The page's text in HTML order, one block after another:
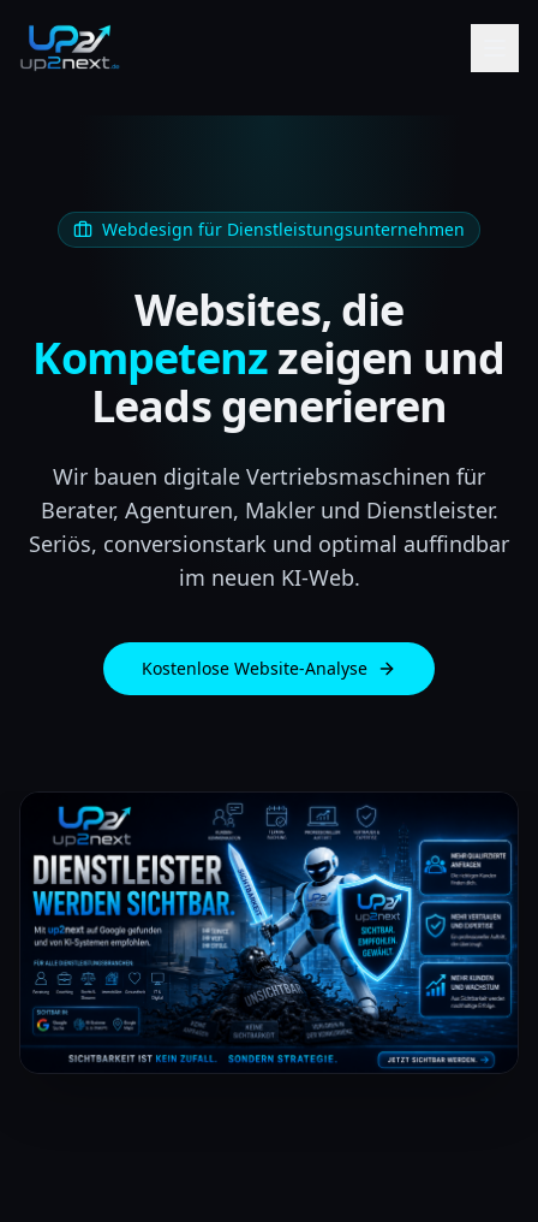
Webdesign für Dienstleistungsunternehmen
Websites, die
Kompetenzzeigen und
Leads generieren
Wir bauen digitale Vertriebsmaschinen für
Berater, Agenturen, Makler und Dienstleister.
Seriös, conversionstark und optimal auffindbar
im neuen KI-Web.
Kostenlose Website-Analyse